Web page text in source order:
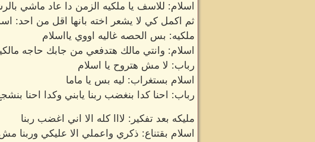
اسلام: للاسف يا ملكيه الزمن دا عاد ماشي
ثم اكمل كي لا يشعر اخته بانها اقل من احد:
ملكيه: بس الحصه غاليه اووي يااسلام
اسلام: وانتي مالك هتدفعي من جابك حاجه
رباب: لا مش هتروح يا اسلام
اسلام بستغراب: ليه بس يا ماما
رباب: احنا كدا بنغضب ربنا يابني وكدا احنا
مليكه بعد تفكير: لااا كله الا اني اغضب ربنا
اسلام بقتناع: ذكري واعملي الا عليكي وربنا